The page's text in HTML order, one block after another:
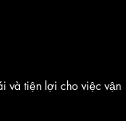
và tiện lợi cho việc vận